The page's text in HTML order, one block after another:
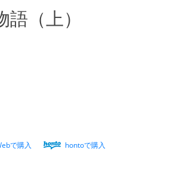
語（上）
で購入 hontoで購入